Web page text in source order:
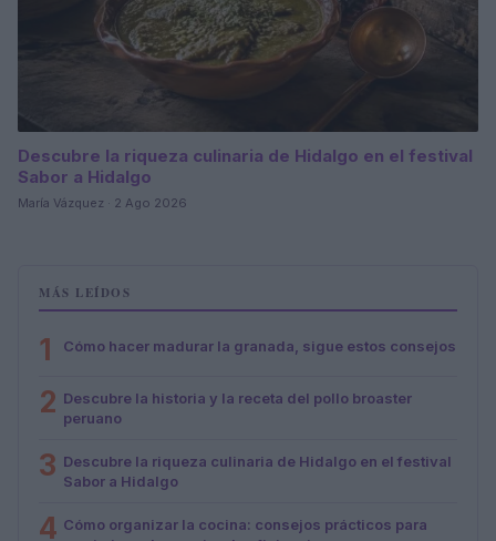
Descubre la riqueza culinaria de Hidalgo en el festival
Sabor a Hidalgo
María Vázquez · 2 Ago 2026
MÁS LEÍDOS
1 Cómo hacer madurar la granada, sigue estos consejos
2 Descubre la historia y la receta del pollo broaster
peruano
3 Descubre la riqueza culinaria de Hidalgo en el festival
Sabor a Hidalgo
4 Cómo organizar la cocina: consejos prácticos para